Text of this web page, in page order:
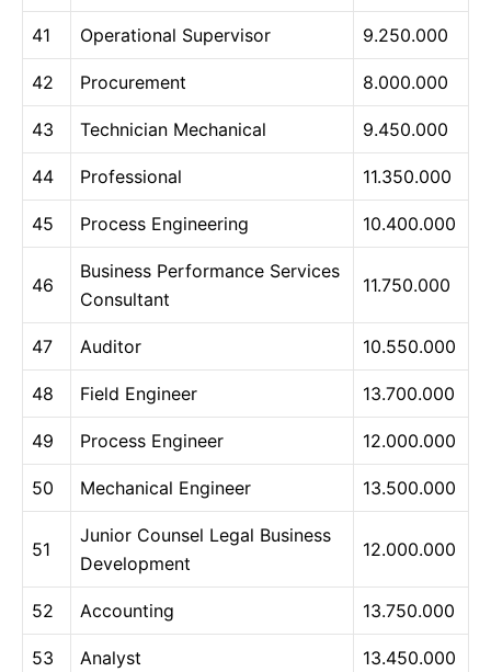
41 Operational Supervisor 9.250.000
42 Procurement 8.000.000
43 Technician Mechanical 9.450.000
44 Professional 11.350.000
45 Process Engineering 10.400.000
46
Business Performance Services
Consultant
11.750.000
47 Auditor 10.550.000
48 Field Engineer 13.700.000
49 Process Engineer 12.000.000
50 Mechanical Engineer 13.500.000
51
Junior Counsel Legal Business
Development
12.000.000
52 Accounting 13.750.000
53 Analyst 13.450.000